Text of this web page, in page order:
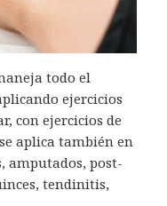
todo el
ejercicios
con ejercicios de
aplica también en
amputados, post-
tendinitis,